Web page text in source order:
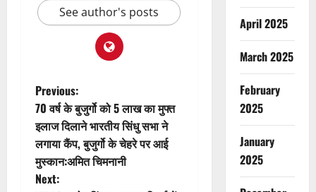
See author's posts
P
o
s
t
Previous:
70 वर्ष के बुजुर्गो को 5 लाख का मुफ्त
इलाज दिलाने भारतीय सिंधु सभा ने
लगाया कैंप, बुजुर्गो के चेहरे पर आई
मुस्कान:अमित चिमनानी
Next:
April 2025
March 2025
February
2025
January
2025